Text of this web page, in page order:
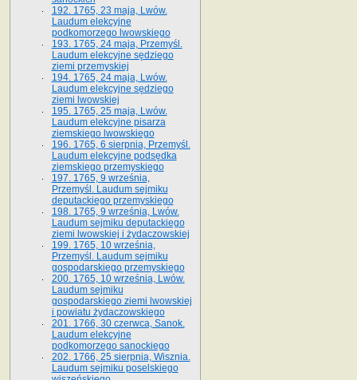
192. 1765, 23 maja, Lwów.
Laudum elekcyjne
podkomorzego lwowskiego
193. 1765, 24 maja, Przemyśl.
Laudum elekcyjne sędziego
ziemi przemyskiej
194. 1765, 24 maja, Lwów.
Laudum elekcyjne sędziego
ziemi lwowskiej
195. 1765, 25 maja, Lwów.
Laudum elekcyjne pisarza
ziemskiego lwowskiego
196. 1765, 6 sierpnia, Przemyśl.
Laudum elekcyjne podsędka
ziemskiego przemyskiego
197. 1765, 9 września,
Przemyśl. Laudum sejmiku
deputackiego przemyskiego
198. 1765, 9 września, Lwów.
Laudum sejmiku deputackiego
ziemi lwowskiej i żydaczowskiej
199. 1765, 10 września,
Przemyśl. Laudum sejmiku
gospodarskiego przemyskiego
200. 1765, 10 września, Lwów.
Laudum sejmiku
gospodarskiego ziemi lwowskiej
i powiatu żydaczowskiego
201. 1766, 30 czerwca, Sanok.
Laudum elekcyjne
podkomorzego sanockiego
202. 1766, 25 sierpnia, Wisznia.
Laudum sejmiku poselskiego